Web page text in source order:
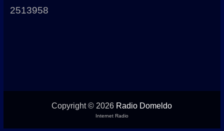
2513958
Copyright © 2026 Radio Domeldo
Internet Radio